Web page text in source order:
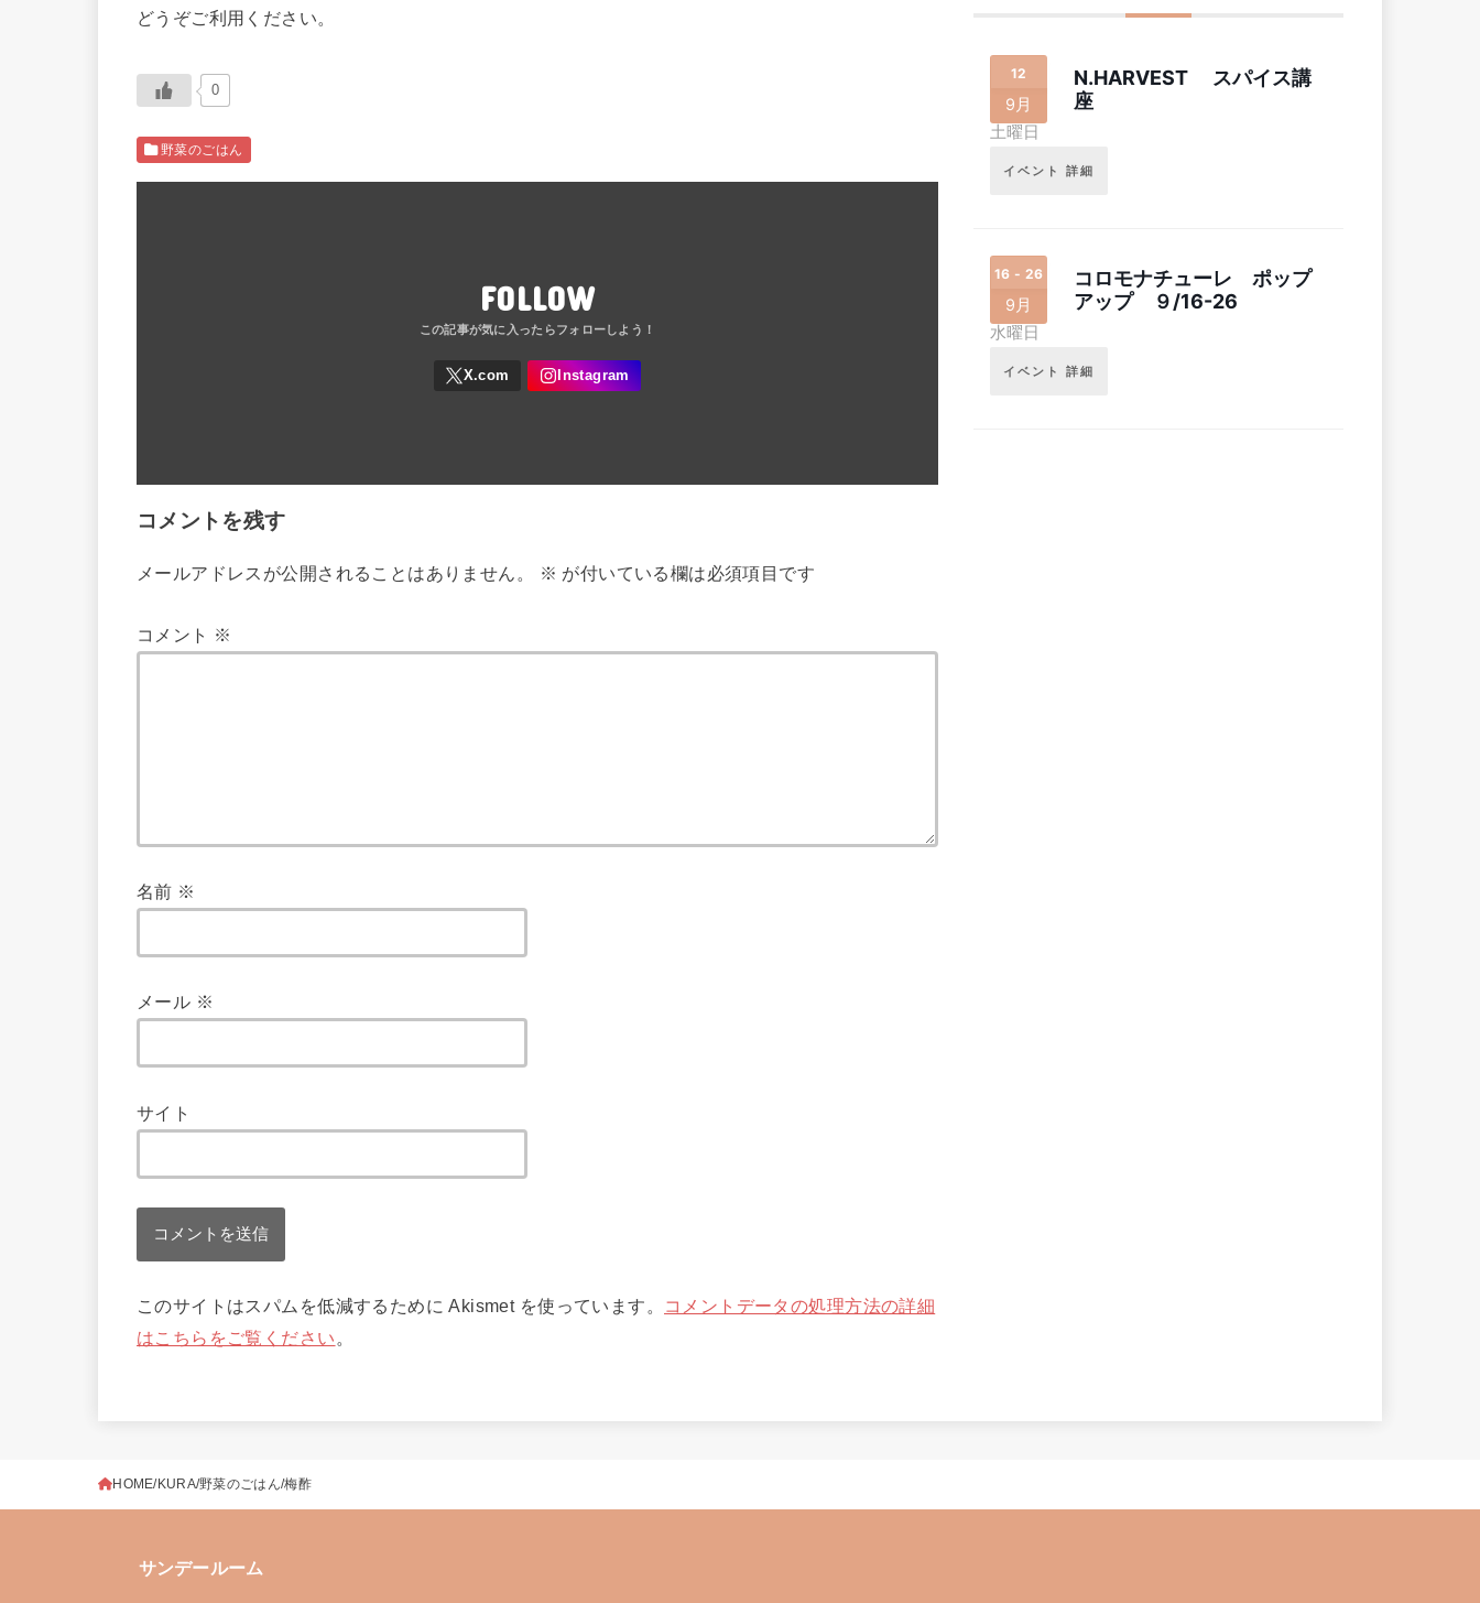
どうぞご利用ください。
0
野菜のごはん
FOLLOW
コメントを残す
メールアドレスが公開されることはありません。 ※ が付いている欄は必須項目です
コメント ※
名前 ※
メール ※
サイト
このサイトはスパムを低減するために Akismet を使っています。
コメントデータの処理方法の詳細
はこちらをご覧ください 。
12
9月
N.HARVEST スパイス講
座
土曜日
イベント 詳細
16 - 26
9月
コロモナチューレ ポップ
アップ ９/16-26
水曜日
イベント 詳細
HOME KURA 野菜のごはん 梅酢
サンデールーム